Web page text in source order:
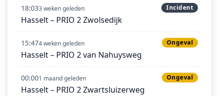
18:033 weken geleden Incident
Hasselt – PRIO 2 Zwolsedijk
15:474 weken geleden Ongeval
Hasselt – PRIO 2 van Nahuysweg
00:001 maand geleden Ongeval
Hasselt – PRIO 2 Zwartsluizerweg